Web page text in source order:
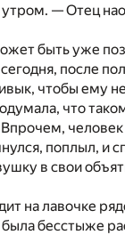
утром. — Отец
быть уже
после
чтобы ему
что
человек
поплыл, и
в свои
на лавочке
бесстыже